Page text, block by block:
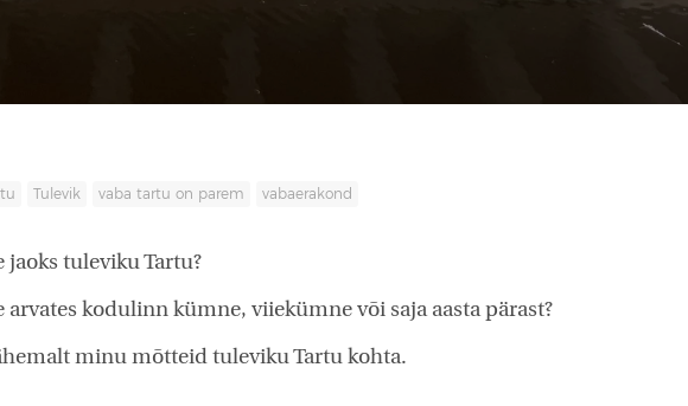
Tulevik vaba tartu on parem vabaerakond
tuleviku Tartu?
kodulinn kümne, viiekümne või saja aasta pärast?
minu mõtteid tuleviku Tartu kohta.